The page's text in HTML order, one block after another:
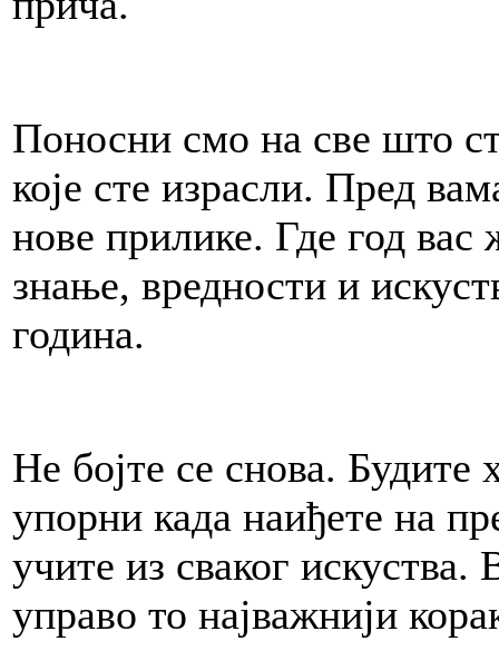
Поносни смо на све што
које сте израсли. Пред
нове прилике. Где год вас
знање, вредности и
година.
Не бојте се снова. Будите
упорни када наиђете на
учите из сваког искуства.
управо то најважнији